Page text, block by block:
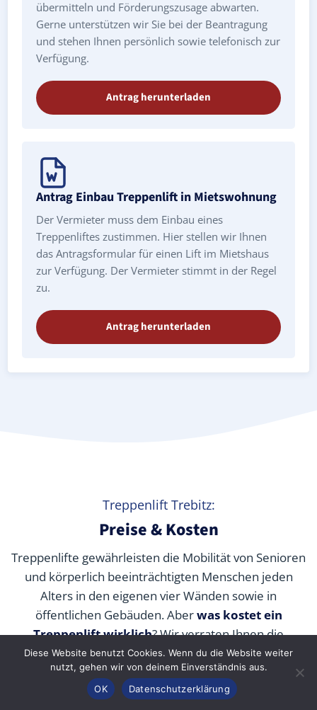
übermitteln und Förderungszusage abwarten.
Gerne unterstützen wir Sie bei der Beantragung
und stehen Ihnen persönlich sowie telefonisch zur
Verfügung.
Antrag herunterladen
Antrag Einbau Treppenlift in Mietswohnung
Der Vermieter muss dem Einbau eines
Treppenliftes zustimmen. Hier stellen wir Ihnen
das Antragsformular für einen Lift im Mietshaus
zur Verfügung. Der Vermieter stimmt in der Regel
zu.
Antrag herunterladen
Treppenlift Trebitz:
Preise & Kosten
Treppenlifte gewährleisten die Mobilität von Senioren
und körperlich beeinträchtigten Menschen jeden
Alters in den eigenen vier Wänden sowie in
öffentlichen Gebäuden. Aberwas kostet ein
Treppenlift wirklich? Wir verraten Ihnen die
durchschnittlichen Preise unserer Fachpartner je nach
Modell und wie Sie die Kosten durch Zuschüsse,
Fördermittel und Alternativen senken können.
Konfigurator
Diese Website benutzt Cookies. Wenn du die Website weiter
nutzt, gehen wir von deinem Einverständnis aus.
OK
Datenschutzerklärung